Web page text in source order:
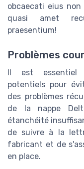
obcaecati eius
quasi amet
praesentium!
Problèmes
Il est essentiel
potentiels pour
des problèmes
de la nappe
étanchéité
de suivre à la
fabricant et de
en place.